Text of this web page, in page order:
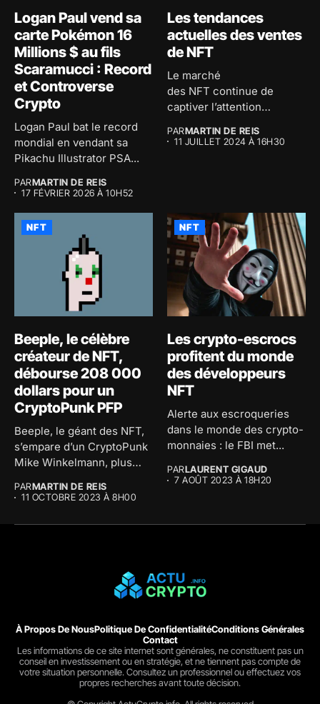
Logan Paul vend sa
carte Pokémon 16
Millions $ au fils
Scaramucci : Record
et Controverse
Crypto
Logan Paul bat le record
mondial en vendant sa
Pikachu Illustrator PSA...
PARMARTIN DE REIS
17 FÉVRIER 2026 À 10H52
Les tendances
actuelles des ventes
de NFT
Le marché
des NFT continue de
captiver l’attention
de dollars...
PARMARTIN DE REIS
11 JUILLET 2024 À 16H30
NFT
Beeple, le célèbre
créateur de NFT,
débourse 208 000
dollars pour un
CryptoPunk PFP
Beeple, le géant des NFT,
s’empare d’un CryptoPunk
Mike Winkelmann, plus
PARMARTIN DE REIS
11 OCTOBRE 2023 À 8H00
NFT
Les crypto-escrocs
profitent du monde
des développeurs
NFT
Alerte aux escroqueries
dans le monde des crypto-
monnaies : le FBI met...
PARLAURENT GIGAUD
7 AOÛT 2023 À 18H20
À Propos De NousPolitique De ConfidentialitéConditions Générales
Contact
Les informations de ce site internet sont générales, ne constituent pas un
conseil en investissement ou en stratégie, et ne tiennent pas compte de
votre situation personnelle. Consultez un professionnel ou effectuez vos
propres recherches avant toute décision.